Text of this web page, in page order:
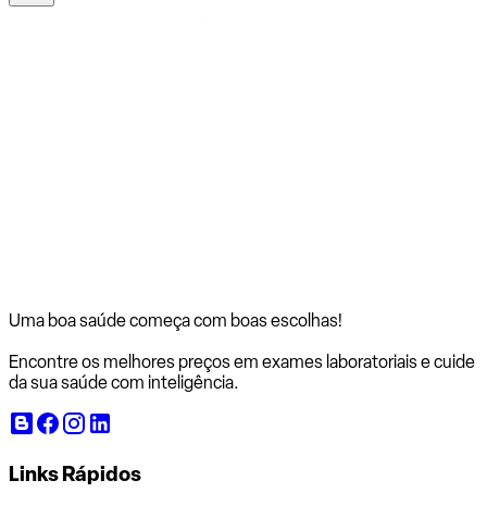
Uma boa saúde começa com boas escolhas!
Encontre os melhores preços em exames laboratoriais e cuide
da sua saúde com inteligência.
Links Rápidos